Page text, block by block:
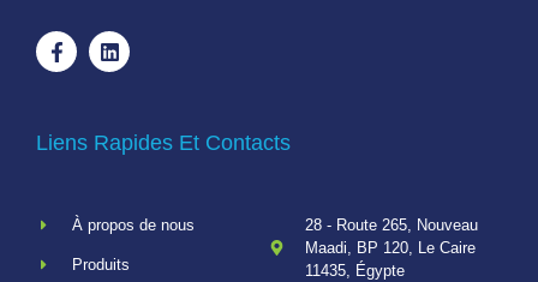
Liens Rapides Et Contacts
À propos de nous
Produits
28 - Route 265, Nouveau
Maadi, BP 120, Le Caire
11435, Égypte